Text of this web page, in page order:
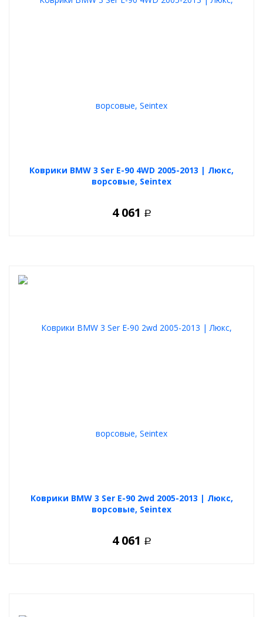
Коврики BMW 3 Ser E-90 4WD 2005-2013 | Люкс,
ворсовые, Seintex
4 061 Р
Коврики BMW 3 Ser E-90 2wd 2005-2013 | Люкс,
ворсовые, Seintex
4 061 Р